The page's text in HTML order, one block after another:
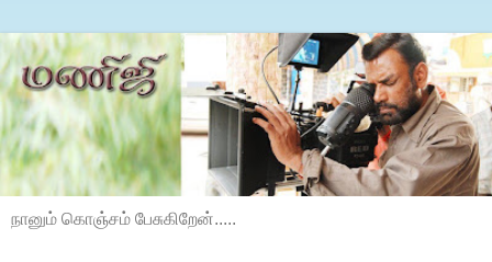
நானும் கொஞ்சம் பேசுகிறேன்.....